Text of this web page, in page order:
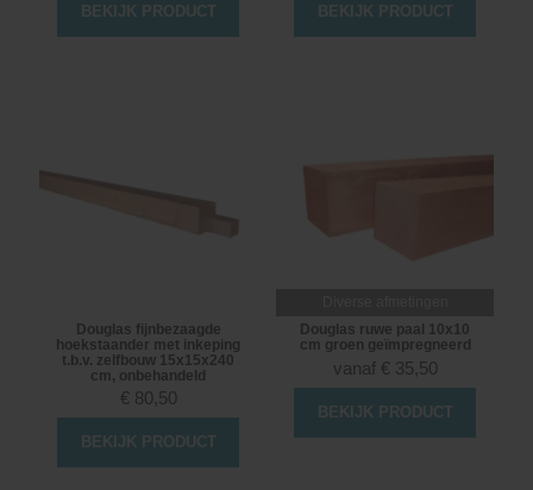
BEKIJK PRODUCT BEKIJK PRODUCT
Douglas fijnbezaagde
hoekstaander met inkeping
t.b.v. zelfbouw 15x15x240
cm, onbehandeld
€ 80,50
BEKIJK PRODUCT
Douglas ruwe paal 10x10
cm groen geïmpregneerd
vanaf € 35,50
BEKIJK PRODUCT